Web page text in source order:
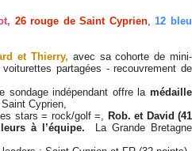
26 rouge de Saint Cyprien, 12 bleu
et Thierry, avec sa cohorte de mini-
partagées - recouvrement de
sondage indépendant offre la médaille
Cyprien,
stars = rock/golf =,
Rob. et David (41
à l’équipe.
La Grande Bretagne